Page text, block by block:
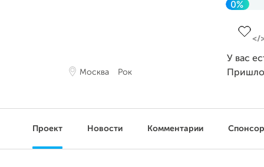
Москва Рок
0%
У вас
Проект Новости Комментарии